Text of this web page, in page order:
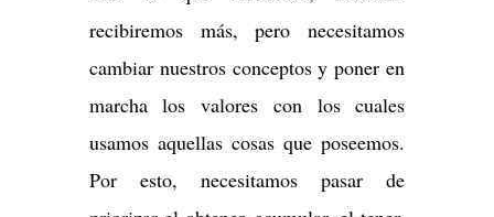
recibiremos más, pero necesitamos
cambiar nuestros conceptos y poner en
marcha los valores con los cuales
usamos aquellas cosas que poseemos.
Por esto, necesitamos pasar de